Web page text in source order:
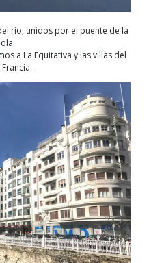
río, unidos por el puente de la
a La Equitativa y las villas del